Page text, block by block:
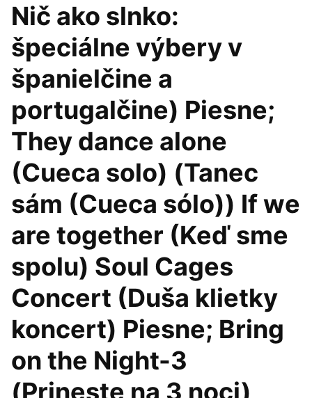
Nič ako slnko:
špeciálne výbery v
španielčine a
portugalčine) Piesne;
They dance alone
(Cueca solo) (Tanec
sám (Cueca sólo)) If we
are together (Keď sme
spolu) Soul Cages
Concert (Duša klietky
koncert) Piesne; Bring
on the Night-3
(Prineste na 3 noci)